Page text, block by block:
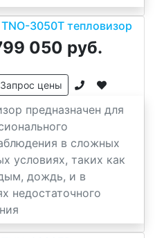
3050T тепловизор
050 руб.
цены
предназначен для
в сложных
условиях, таких как
дождь, и в
недостаточного